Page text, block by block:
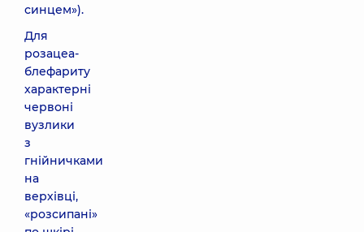
синцем»).
Для
розацеа-
блефариту
характерні
червоні
вузлики
з
гнійничками
на
верхівці,
«розсипані»